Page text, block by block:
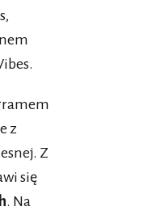
z
Z
się
. Na